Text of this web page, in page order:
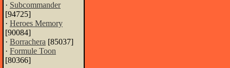
· Subcommander
[94725]
· Heroes Memory
[90084]
· Borrachera [85037]
· Formule Toon
[80366]